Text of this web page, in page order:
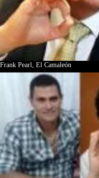
Frank Pearl, El Camaleón